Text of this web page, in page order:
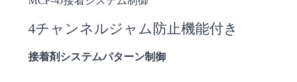
4チャンネルジャム防止機能付き
接着剤システムパターン制御